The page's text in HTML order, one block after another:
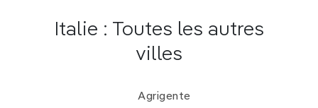
Italie : Toutes les autres
villes
Agrigente